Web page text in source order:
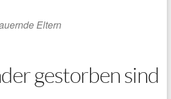
Eltern
gestorben sind